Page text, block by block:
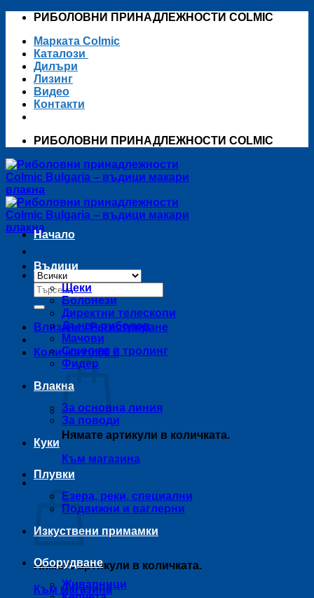
Skip
content
РИБОЛОВНИ ПРИНАДЛЕЖНОСТИ COLMIC
Марката Colmic
Каталози
Дилъри
Лизинг
Видео
Контакти
РИБОЛОВНИ ПРИНАДЛЕЖНОСТИ COLMIC
Търсене
за:
Влизане / Регистриране
Количка /0,00 €
Нямате артикули в количката.
Към магазина
Количка
Нямате артикули в количката.
Към магазина
Начало
Въдици
Щеки
Болонези
Директни телескопи
Дънен риболов
Мачови
Спининг и тролинг
Фидер
Влакна
За основна линия
За поводи
Куки
Плувки
Езера, реки, специални
Подвижни и ваглерни
Изкуствени примамки
Оборудване
Живарници